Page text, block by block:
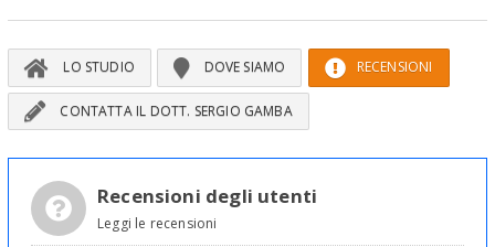
LO STUDIO DOVE SIAMO RECENSIONI
CONTATTA IL DOTT. SERGIO GAMBA
Recensioni degli utenti
Leggi le recensioni